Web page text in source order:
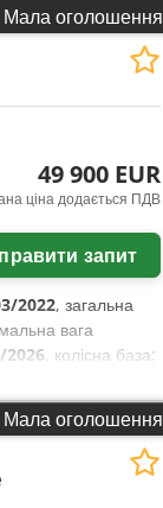
Мала оголошення
49 900 EUR
ціна додається ПДВ
запит
2022, загальна
вага
2026, колісна база:
круїз-
Мала оголошення